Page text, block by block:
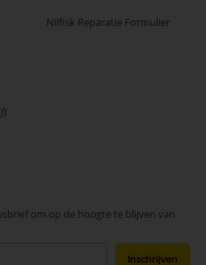
Nilfisk Reparatie Formulier
om op de hoogte te blijven van
Inschrijven